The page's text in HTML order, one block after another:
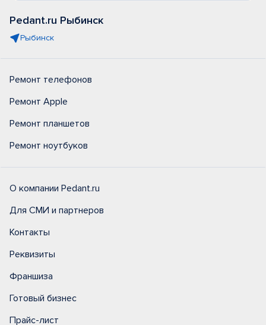
Pedant.ru Рыбинск
Рыбинск
Ремонт телефонов
Ремонт Apple
Ремонт планшетов
Ремонт ноутбуков
О компании Pedant.ru
Для СМИ и партнеров
Контакты
Реквизиты
Франшиза
Готовый бизнес
Прайс-лист